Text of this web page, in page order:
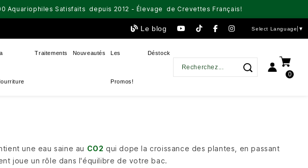
Aquariophiles Satisfaits depuis 2012 - Élevage de Crevettes Français!
Le blog Select Language ▼
Traitements Nouveautés Les
Promos!
Déstock
0
une eau saine au CO2 qui dope la croissance des plantes, en passant
joue un rôle dans l'équilibre de votre bac.